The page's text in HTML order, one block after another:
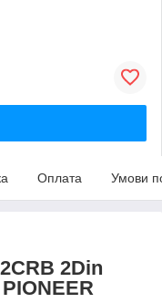
Оплата Умови
2Din